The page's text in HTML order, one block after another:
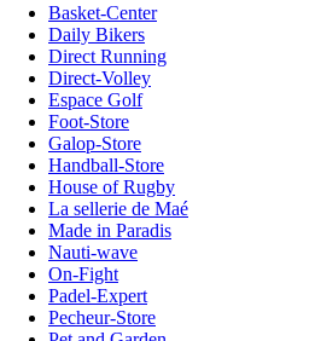
Basket-Center
Daily Bikers
Direct Running
Direct-Volley
Espace Golf
Foot-Store
Galop-Store
Handball-Store
House of Rugby
La sellerie de Maé
Made in Paradis
Nauti-wave
On-Fight
Padel-Expert
Pecheur-Store